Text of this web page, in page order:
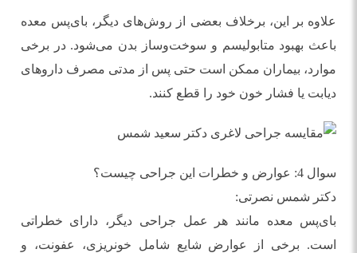
علاوه بر این، برخلاف بعضی از روش‌های دیگر، بای‌پس معده
باعث بهبود متابولیسم و سوخت‌وساز بدن می‌شود. در برخی
موارد، بیماران ممکن است حتی پس از مدتی مصرف داروهای
دیابت یا فشار خون خود را قطع کنند.
سوال 4: عوارض و خطرات این جراحی چیست؟
دکتر شمس نصرتی:
بای‌پس معده مانند هر عمل جراحی دیگر، دارای خطراتی
است. برخی از عوارض شایع شامل خونریزی، عفونت، و